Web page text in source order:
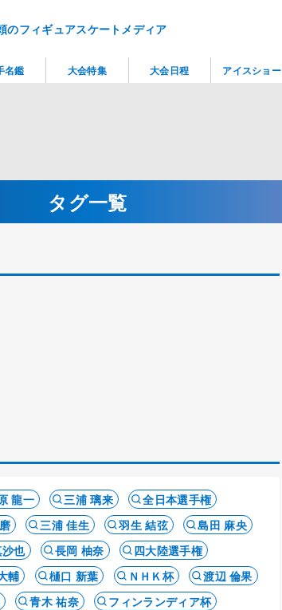
フィギュアスケートメディア
タグ一覧
龍一 三浦 璃来
全日本選手権
三浦 佳生 羽生 結弦
島田 麻央
也 長岡 柚奈
四大陸選手権
輔 樋口 新葉 ＮＨＫ杯
渡辺 倫果
青木 祐奈
フィンランディア杯
名鑑 大会特集 大会日程 アイスショー